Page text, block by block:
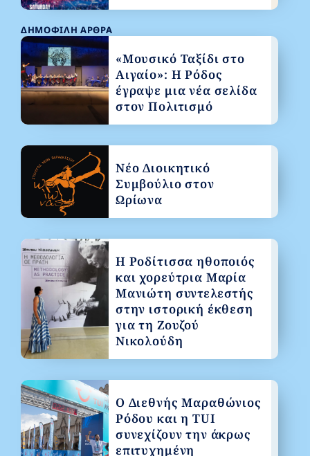
ΔΗΜΟΦΙΛΉ ΆΡΘΡΑ
«Μουσικό Ταξίδι στο
Αιγαίο»: Η Ρόδος
έγραψε μια νέα σελίδα
στον Πολιτισμό
Νέο Διοικητικό
Συμβούλιο στον
Ωρίωνα
Η Ροδίτισσα ηθοποιός
και χορεύτρια Μαρία
Μανιώτη συντελεστής
στην ιστορική έκθεση
για τη Ζουζού
Νικολούδη
Ο Διεθνής Μαραθώνιος
Ρόδου και η TUI
συνεχίζουν την άκρως
επιτυχημένη